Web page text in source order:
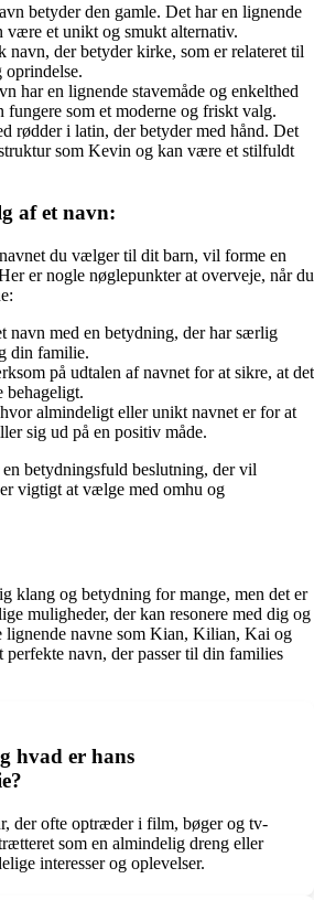
betyder den gamle. Det har en lignende
et unikt og smukt alternativ.
navn, der betyder kirke, som er relateret til
har en lignende stavemåde og enkelthed
som et moderne og friskt valg.
rødder i latin, der betyder med hånd. Det
som Kevin og kan være et stilfuldt
af et navn:
du vælger til dit barn, vil forme en
er nogle nøglepunkter at overveje, når du
navn med en betydning, der har særlig
din familie.
på udtalen af navnet for at sikre, at det
behageligt.
almindeligt eller unikt navnet er for at
sig ud på en positiv måde.
betydningsfuld beslutning, der vil
vigtigt at vælge med omhu og
klang og betydning for mange, men det er
muligheder, der kan resonere med dig og
lignende navne som Kian, Kilian, Kai og
navn, der passer til din families
hvad er hans
der ofte optræder i film, bøger og tv-
som en almindelig dreng eller
interesser og oplevelser.